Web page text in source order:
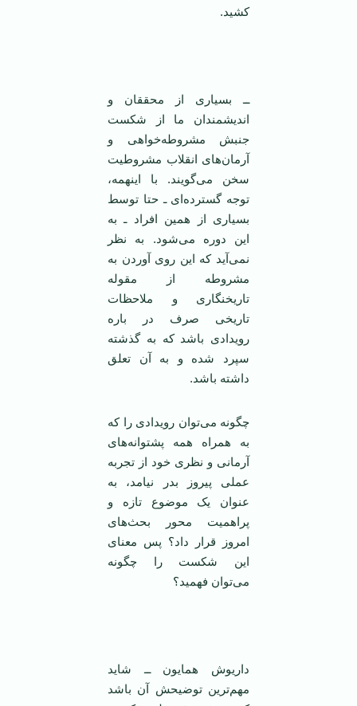
کشید.
ــ بسیاری از محققان و
اندیشمندان ما از شکست
جنبش مشروطه‌خواهی و
آرمان‌های انقلاب مشروطیت
سخن می‌گویند. با اینهمه،
توجه گسترده‌ای ـ حتا توسط
بسیاری از همین افراد ـ به
این دوره می‌شود. به نظر
نمی‌آید که این روی آوردن به
مشروطه از مقوله
تاریخنگاری و ملاحظات
تاریخی صرف در باره
رویدادی باشد که به گذشته
سپرد شده و به آن تعلق
داشته باشد.
چگونه می‌توان رویدادی را که
به همراه همه پشتوانه‌های
آرمانی و نظری خود از تجربه
عملی پیروز بدر نیامد، به
عنوان یک موضوع تازه و
پراهمیت محور بحث‌های
امروز قرار داد؟ پس معنای
این شکست را چگونه
می‌توان فهمید؟
داریوش همایون ــ شاید
مهم‌ترین توضیحش آن باشد